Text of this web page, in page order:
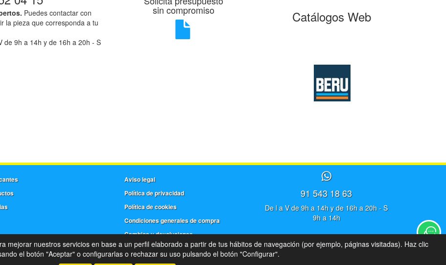
Puedes contactar con
la pieza que corresponda a tu
de 9h a 14h y de 16h a 20h - S
sin compromiso Catálogos Web
Aviso legal
Política de privacidad
Política de cookies
Condiciones generales de compra
Cambios y devoluciones
91 543 18 63
De l a V de 9h a 14h y de 16h a 20h - S
9h a 14h
Tienda online de recambios de Gira
mejorar nuestros servicios en base a un perfil elaborado a partir de tus hábitos de navegación (por ejemplo, páginas visitadas). Haz clic
el botón "Aceptar" o configurarlas o rechazar su uso pulsando el botón "Configurar".